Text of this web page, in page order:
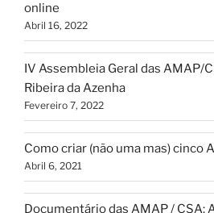
online
Abril 16, 2022
IV Assembleia Geral das AMAP/
Ribeira da Azenha
Fevereiro 7, 2022
Como criar (não uma mas) cinco
Abril 6, 2021
Documentário das AMAP / CSA: